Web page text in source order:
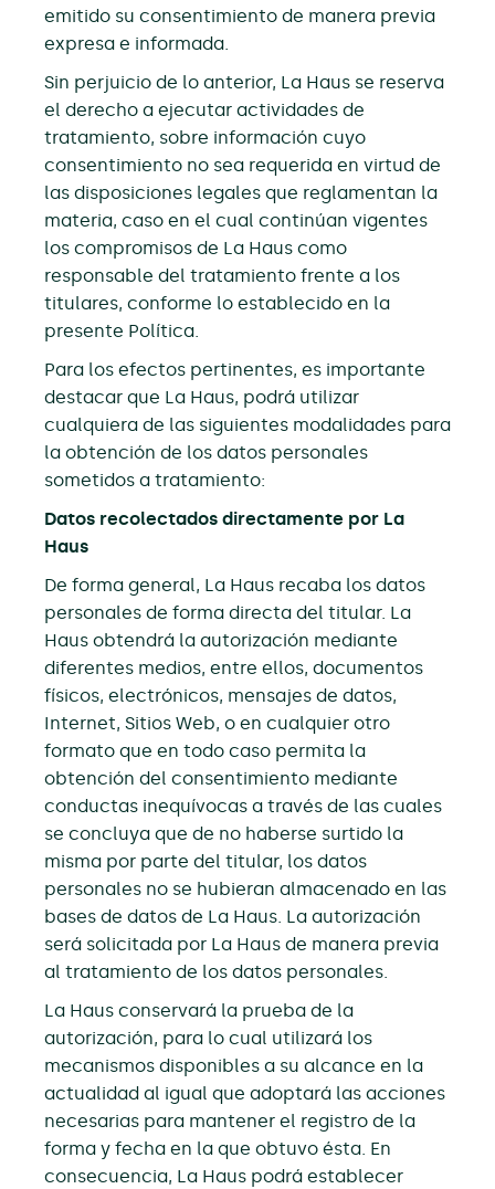
emitido su consentimiento de manera previa
expresa e informada.
Sin perjuicio de lo anterior, La Haus se reserva
el derecho a ejecutar actividades de
tratamiento, sobre información cuyo
consentimiento no sea requerida en virtud de
las disposiciones legales que reglamentan la
materia, caso en el cual continúan vigentes
los compromisos de La Haus como
responsable del tratamiento frente a los
titulares, conforme lo establecido en la
presente Política.
Para los efectos pertinentes, es importante
destacar que La Haus, podrá utilizar
cualquiera de las siguientes modalidades para
la obtención de los datos personales
sometidos a tratamiento:
Datos recolectados directamente por La
Haus
De forma general, La Haus recaba los datos
personales de forma directa del titular. La
Haus obtendrá la autorización mediante
diferentes medios, entre ellos, documentos
físicos, electrónicos, mensajes de datos,
Internet, Sitios Web, o en cualquier otro
formato que en todo caso permita la
obtención del consentimiento mediante
conductas inequívocas a través de las cuales
se concluya que de no haberse surtido la
misma por parte del titular, los datos
personales no se hubieran almacenado en las
bases de datos de La Haus. La autorización
será solicitada por La Haus de manera previa
al tratamiento de los datos personales.
La Haus conservará la prueba de la
autorización, para lo cual utilizará los
mecanismos disponibles a su alcance en la
actualidad al igual que adoptará las acciones
necesarias para mantener el registro de la
forma y fecha en la que obtuvo ésta. En
consecuencia, La Haus podrá establecer